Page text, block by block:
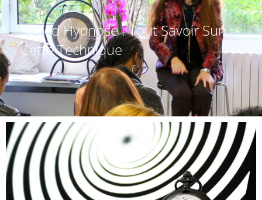
Speed Hypnose : Tout Savoir Sur
Cette Technique